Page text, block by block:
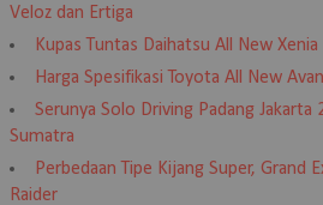
Veloz dan Ertiga
Kupas Tuntas Daihatsu All New
Harga Spesifikasi Toyota All New
Serunya Solo Driving Padang Jakarta
Sumatra
Perbedaan Tipe Kijang Super, Grand
Raider